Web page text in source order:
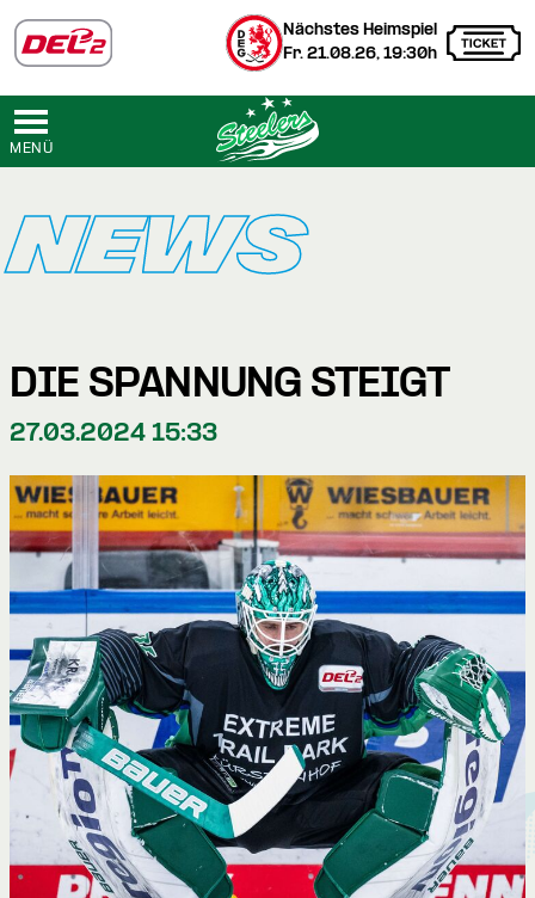
Nächstes Heimspiel
Fr. 21.08.26, 19:30h
MENÜ
NEWS
DIE SPANNUNG STEIGT
27.03.2024 15:33